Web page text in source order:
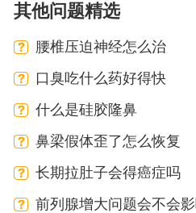
其他问题精选
腰椎压迫神经怎么治
口臭吃什么药好得快
什么是硅胶隆鼻
鼻梁假体歪了怎么恢复
长期拉肚子会得癌症吗
前列腺增大问题会不会